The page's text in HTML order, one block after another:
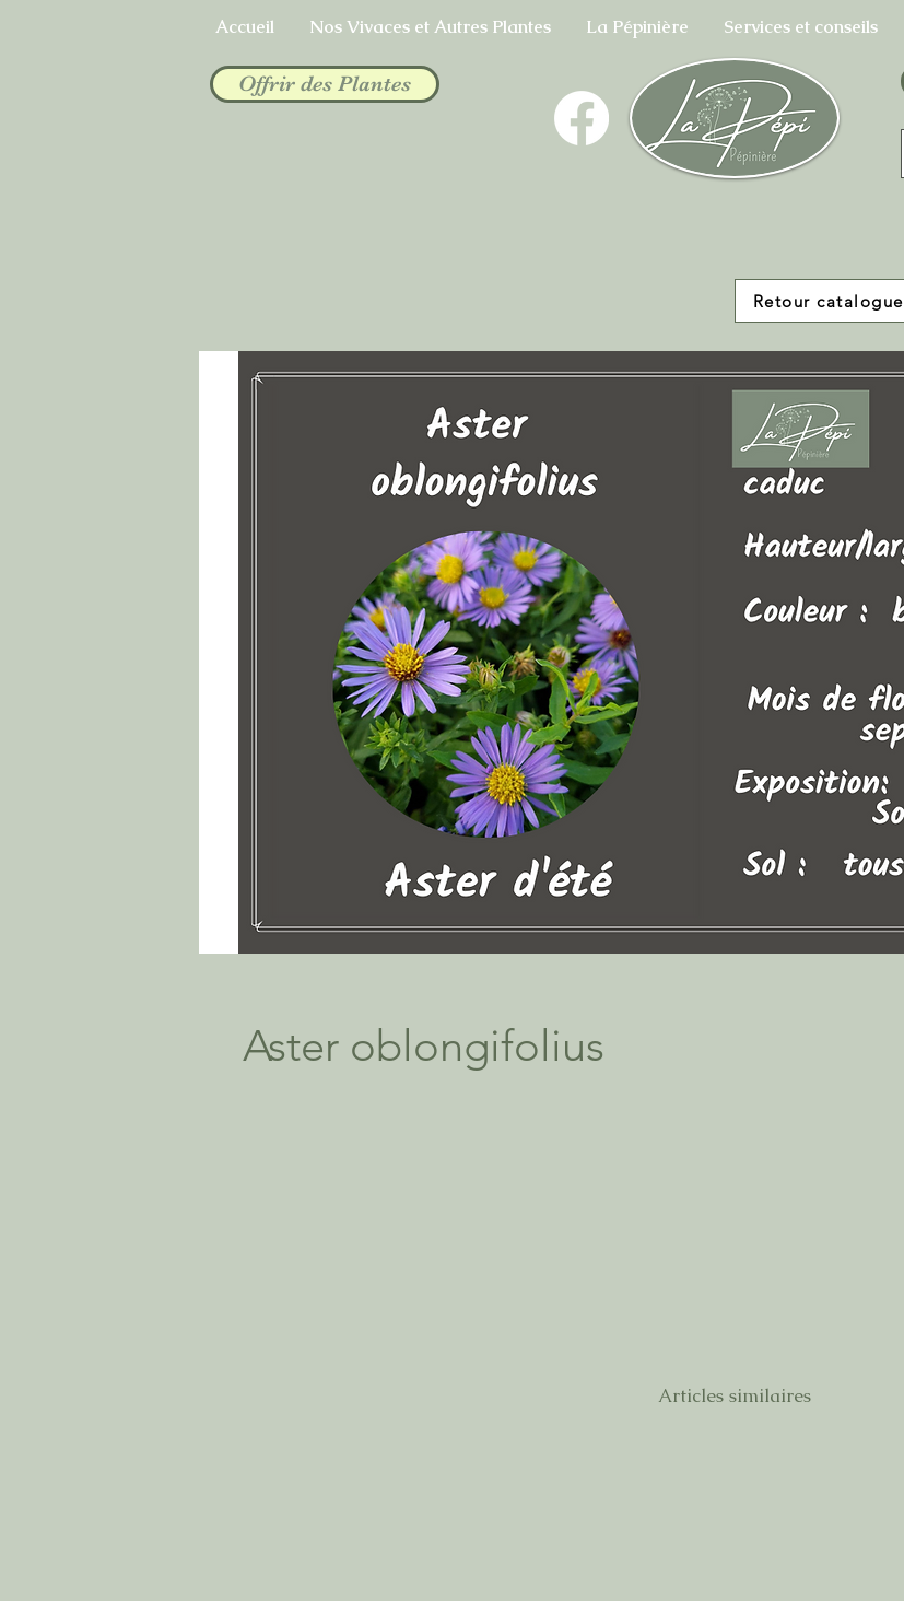
Accueil Nos Vivaces et Autres Plantes La Pépinière Services et conseils
Offrir des Plantes
Aster oblongifolius
Retour catalogue
Articles similaires